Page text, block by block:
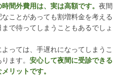
間外費用は、実は高額です。 夜間
なことがあっても割増料金を考える
まで待ってしまうこともあるでしょ
よっては、手遅れになってしまうこ
ます。 安心して夜間に受診できる
リットです。